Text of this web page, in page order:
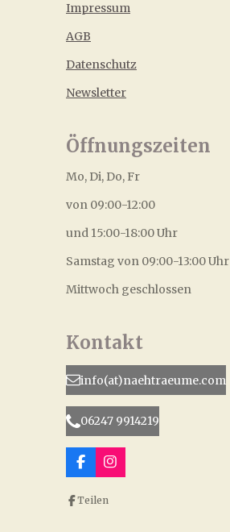
Impressum
AGB
Datenschutz
Newsletter
Öffnungszeiten
Mo, Di, Do, Fr
von 09:00-12:00
und 15:00-18:00 Uhr
Samstag von 09:00-13:00 Uhr
Mittwoch geschlossen
Kontakt
info(at)naehtraeume.com
06247 9914219
F
a
c
e
I
n
Teilen